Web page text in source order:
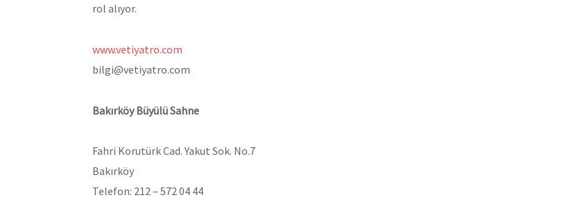
rol alıyor.
www.vetiyatro.com
bilgi@vetiyatro.com
Bakırköy Büyülü Sahne
Fahri Korutürk Cad. Yakut Sok. No.7
Bakırköy
Telefon: 212 – 572 04 44